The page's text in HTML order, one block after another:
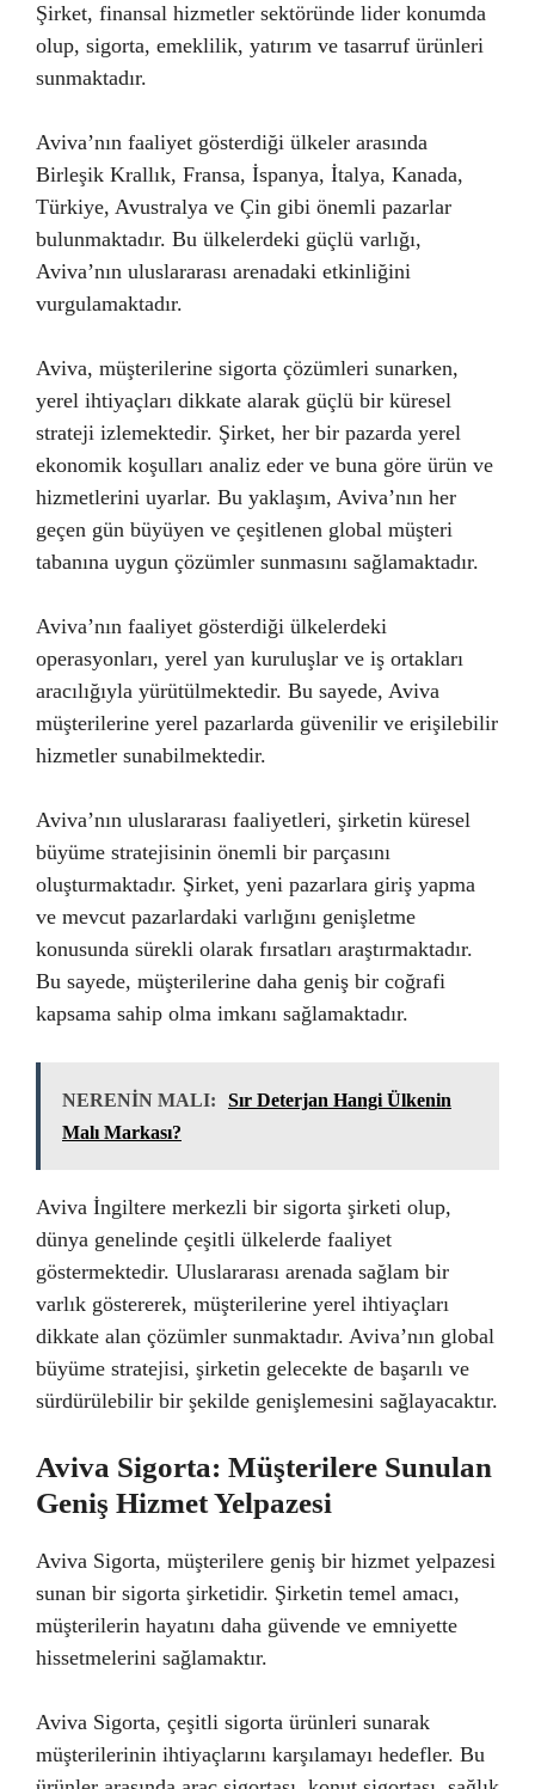
Şirket, finansal hizmetler sektöründe lider konumda
olup, sigorta, emeklilik, yatırım ve tasarruf ürünleri
sunmaktadır.
Aviva’nın faaliyet gösterdiği ülkeler arasında
Birleşik Krallık, Fransa, İspanya, İtalya, Kanada,
Türkiye, Avustralya ve Çin gibi önemli pazarlar
bulunmaktadır. Bu ülkelerdeki güçlü varlığı,
Aviva’nın uluslararası arenadaki etkinliğini
vurgulamaktadır.
Aviva, müşterilerine sigorta çözümleri sunarken,
yerel ihtiyaçları dikkate alarak güçlü bir küresel
strateji izlemektedir. Şirket, her bir pazarda yerel
ekonomik koşulları analiz eder ve buna göre ürün ve
hizmetlerini uyarlar. Bu yaklaşım, Aviva’nın her
geçen gün büyüyen ve çeşitlenen global müşteri
tabanına uygun çözümler sunmasını sağlamaktadır.
Aviva’nın faaliyet gösterdiği ülkelerdeki
operasyonları, yerel yan kuruluşlar ve iş ortakları
aracılığıyla yürütülmektedir. Bu sayede, Aviva
müşterilerine yerel pazarlarda güvenilir ve erişilebilir
hizmetler sunabilmektedir.
Aviva’nın uluslararası faaliyetleri, şirketin küresel
büyüme stratejisinin önemli bir parçasını
oluşturmaktadır. Şirket, yeni pazarlara giriş yapma
ve mevcut pazarlardaki varlığını genişletme
konusunda sürekli olarak fırsatları araştırmaktadır.
Bu sayede, müşterilerine daha geniş bir coğrafi
kapsama sahip olma imkanı sağlamaktadır.
NERENİN MALI:
Sır Deterjan Hangi Ülkenin
Malı Markası?
Aviva İngiltere merkezli bir sigorta şirketi olup,
dünya genelinde çeşitli ülkelerde faaliyet
göstermektedir. Uluslararası arenada sağlam bir
varlık göstererek, müşterilerine yerel ihtiyaçları
dikkate alan çözümler sunmaktadır. Aviva’nın global
büyüme stratejisi, şirketin gelecekte de başarılı ve
sürdürülebilir bir şekilde genişlemesini sağlayacaktır.
Aviva Sigorta: Müşterilere Sunulan
Geniş Hizmet Yelpazesi
Aviva Sigorta, müşterilere geniş bir hizmet yelpazesi
sunan bir sigorta şirketidir. Şirketin temel amacı,
müşterilerin hayatını daha güvende ve emniyette
hissetmelerini sağlamaktır.
Aviva Sigorta, çeşitli sigorta ürünleri sunarak
müşterilerinin ihtiyaçlarını karşılamayı hedefler. Bu